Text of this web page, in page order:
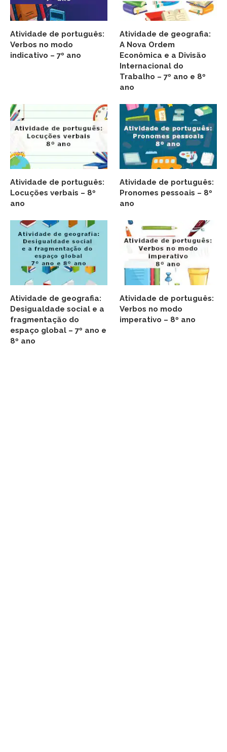
Atividade de português:
Verbos no modo
indicativo – 7º ano
Atividade de geografia:
A Nova Ordem
Econômica e a Divisão
Internacional do
Trabalho – 7º ano e 8º
ano
Atividade de português:
Locuções verbais – 8º
ano
Atividade de português:
Pronomes pessoais – 8º
ano
Atividade de geografia:
Desigualdade social e a
fragmentação do
espaço global – 7º ano e
8º ano
Atividade de português:
Verbos no modo
imperativo – 8º ano